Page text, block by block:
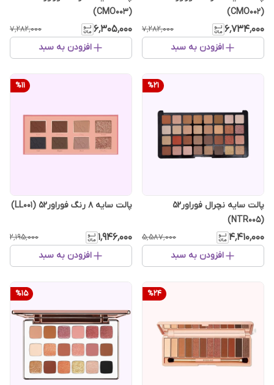
(CMO002)
۶٬۷۳۴٬۰۰۰ ۷٬۲۸۲٬۰۰۰
افزودن به سبد
(CMO003)
۶٬۳۰۵٬۰۰۰ ۷٬۲۸۲٬۰۰۰
افزودن به سبد
%21
پالت سایه نچرال فوراور52
(NTR005)
۴٬۴۱۰٬۰۰۰ ۵٬۵۸۷٬۰۰۰
افزودن به سبد
%11
پالت سایه 8 رنگ فوراور52 (LL001)
۱٬۹۴۶٬۰۰۰ ۲٬۱۹۵٬۰۰۰
افزودن به سبد
%24
%15